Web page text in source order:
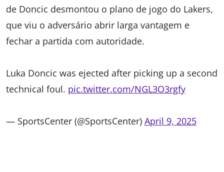
de Doncic desmontou o plano de jogo do Lakers,
que viu o adversário abrir larga vantagem e
fechar a partida com autoridade.
Luka Doncic was ejected after picking up a second
technical foul. pic.twitter.com/NGL3O3rgfy
— SportsCenter (@SportsCenter) April 9, 2025